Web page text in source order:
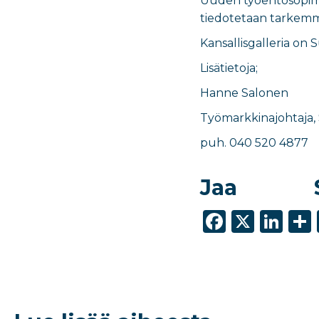
tiedotetaan
Kansallisgalleria on
Lisätietoja;
Hanne Salonen
Työmarkkinajohtaja,
puh. 040 520 4877
Jaa
F X Li